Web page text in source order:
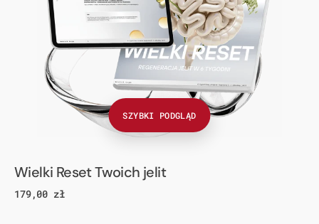
SZYBKI PODGLĄD
Wielki Reset Twoich jelit
Cena
179,00 zł